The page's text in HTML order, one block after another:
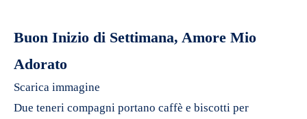
Buon Inizio di Settimana, Amore Mio
Adorato
Scarica immagine
Due teneri compagni portano caffè e biscotti per